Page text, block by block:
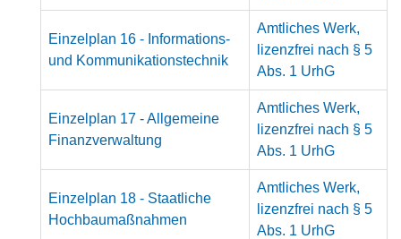
Einzelplan 16 - Informations-
und Kommunikationstechnik
Amtliches Werk,
lizenzfrei nach § 5
Abs. 1 UrhG
Einzelplan 17 - Allgemeine
Finanzverwaltung
Amtliches Werk,
lizenzfrei nach § 5
Abs. 1 UrhG
Einzelplan 18 - Staatliche
Hochbaumaßnahmen
Amtliches Werk,
lizenzfrei nach § 5
Abs. 1 UrhG